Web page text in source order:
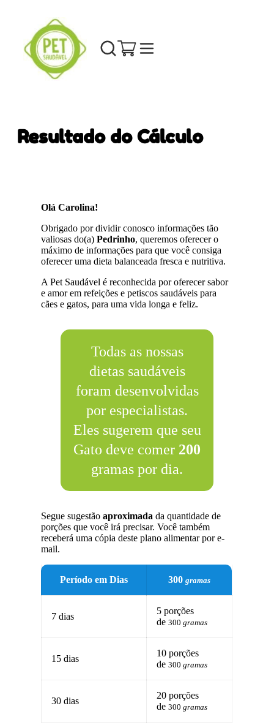
Resultado do Cálculo
Olá Carolina!
Obrigado por dividir conosco informações tão
valiosas do(a)Pedrinho, queremos oferecer o
máximo de informações para que você consiga
oferecer uma dieta balanceada fresca e nutritiva.
A Pet Saudável é reconhecida por oferecer sabor
e amor em refeições e petiscos saudáveis para
cães e gatos, para uma vida longa e feliz.
Todas as nossas
dietas saudáveis
foram desenvolvidas
por especialistas.
Eles sugerem que seu
Gato deve comer 200
gramas por dia.
Segue sugestãoaproximada da quantidade de
porções que você irá precisar. Você também
receberá uma cópia deste plano alimentar por e-
mail.
Período em Dias 300gramas
7 dias
5 porções
de300gramas
15 dias
10 porções
de300gramas
30 dias
20 porções
de300gramas